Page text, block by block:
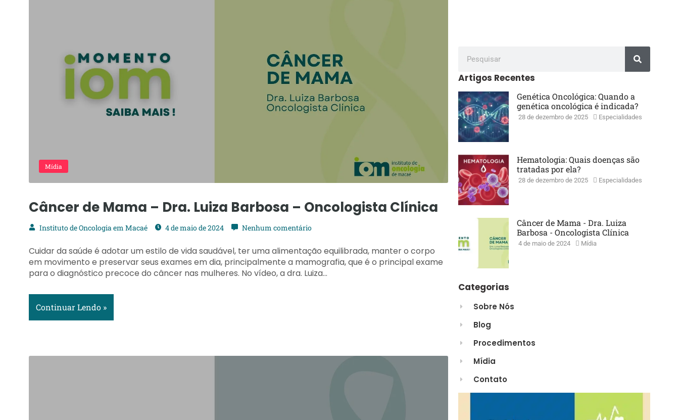
Mídia
Câncer de Mama – Dra. Luiza Barbosa – Oncologista Clínica
Instituto de Oncologia em Macaé 4 de maio de 2024 Nenhum comentário
Cuidar da saúde é adotar um estilo de vida saudável, ter uma alimentação equilibrada, manter o corpo
em movimento e preservar seus exames em dia, principalmente a mamografia, que é o principal exame
para o diagnóstico precoce do câncer nas mulheres. No vídeo, a dra. Luiza…
Continuar Lendo »
Artigos Recentes
Genética Oncológica: Quando a
genética oncológica é indicada?
28 de dezembro de 2025 Especialidades
Hematologia: Quais doenças são
tratadas por ela?
28 de dezembro de 2025 Especialidades
Câncer de Mama - Dra. Luiza
Barbosa - Oncologista Clínica
4 de maio de 2024 Mídia
Categorias
Sobre Nós
Blog
Procedimentos
Mídia
Contato